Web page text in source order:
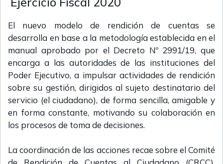
El nuevo modelo de rendición de cuentas se
desarrolla en base a la metodología establecida en el
manual aprobado por el Decreto Nº 2991/19, que
encarga a las autoridades de las instituciones del
Poder Ejecutivo, a impulsar actividades de rendición
sobre su gestión, dirigidos al sujeto destinatario del
servicio (el ciudadano), de forma sencilla, amigable y
en forma constante, motivando su colaboración en
los procesos de toma de decisiones.
La coordinación de las acciones recae sobre el Comité